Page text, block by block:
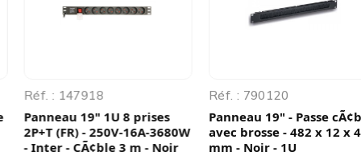
Réf. : 147918
Panneau 19" 1U 8 prises
2P+T (FR) - 250V-16A-3680W
- Inter - CÃ¢ble 3 m - Noir
Réf. : 790120
Panneau 19" - Passe cÃ¢ble
avec brosse - 482 x 12 x 44
mm - Noir - 1U